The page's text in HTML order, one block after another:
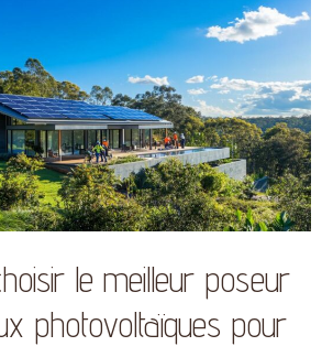
le meilleur poseur
photovoltaïques pour